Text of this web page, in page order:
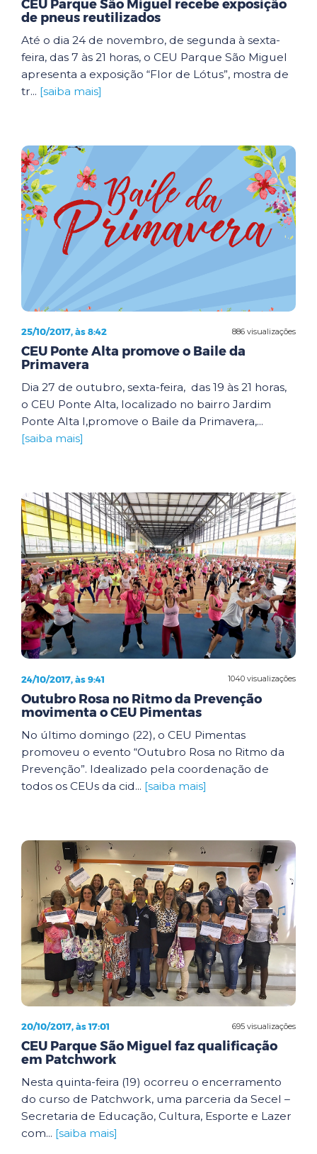
CEU Parque São Miguel recebe exposição
de pneus reutilizados
Até o dia 24 de novembro, de segunda à sexta-
feira, das 7 às 21 horas, o CEU Parque São Miguel
apresenta a exposição “Flor de Lótus”, mostra de
tr... [saiba mais]
886 visualizações
25/10/2017, às 8:42
CEU Ponte Alta promove o Baile da
Primavera
Dia 27 de outubro, sexta-feira, das 19 às 21 horas,
o CEU Ponte Alta, localizado no bairro Jardim
Ponte Alta I,promove o Baile da Primavera,...
[saiba mais]
1040 visualizações
24/10/2017, às 9:41
Outubro Rosa no Ritmo da Prevenção
movimenta o CEU Pimentas
No último domingo (22), o CEU Pimentas
promoveu o evento “Outubro Rosa no Ritmo da
Prevenção”. Idealizado pela coordenação de
todos os CEUs da cid... [saiba mais]
695 visualizações
20/10/2017, às 17:01
CEU Parque São Miguel faz qualificação
em Patchwork
Nesta quinta-feira (19) ocorreu o encerramento
do curso de Patchwork, uma parceria da Secel –
Secretaria de Educação, Cultura, Esporte e Lazer
com... [saiba mais]